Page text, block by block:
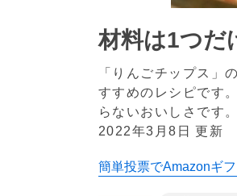
材料は1つだ
「りんごチップス」
すすめのレシピです
らないおいしさです
2022年3月8日 更新
簡単投票でAmazonギフ